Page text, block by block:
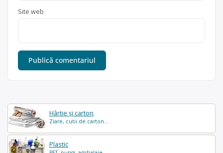
Hârtie și carton
Ziare, cutii de carton...
Plastic
Site web